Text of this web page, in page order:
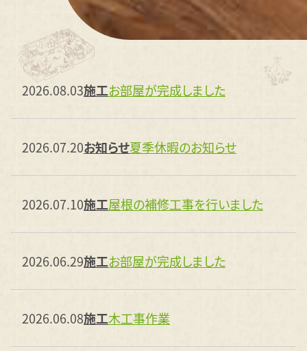
2026.08.03施工お部屋が完成しました
2026.07.20お知らせ夏季休暇のお知らせ
2026.07.10施工屋根の補修工事を行いました
2026.06.29施工お部屋が完成しました
2026.06.08施工木工事作業